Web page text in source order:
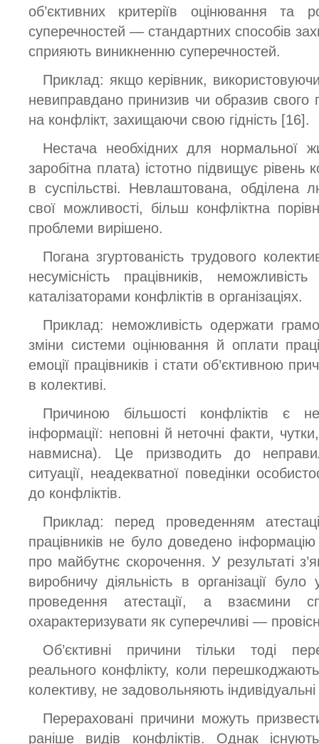
об’єктивних критеріїв оцінювання та
суперечностей — стандартних способів
сприяють виникненню суперечностей.
Приклад: якщо керівник,
невиправдано принизив чи образив свого
на конфлікт, захищаючи свою гідність [16].
Нестача необхідних для нормальної
заробітна плата) істотно підвищує рівень
в суспільстві. Невлаштована, обділена
свої можливості, більш конфліктна
проблеми вирішено.
Погана згуртованість трудового
несумісність працівників,
каталізаторами конфліктів в організаціях.
Приклад: неможливість одержати
зміни системи оцінювання й оплати
емоції працівників і стати об’єктивною
в колективі.
Причиною більшості конфліктів є
інформації: неповні й неточні факти,
навмисна). Це призводить до
ситуації, неадекватної поведінки
до конфліктів.
Приклад: перед проведенням
працівників не було доведено інформацію
про майбутнє скорочення. У результаті
виробничу діяльність в організації
проведення атестації, а взаємини
охарактеризувати як суперечливі —
Об’єктивні причини тільки тоді
реального конфлікту, коли
колективу, не задовольняють індивідуальні
Перераховані причини можуть
раніше видів конфліктів. Однак